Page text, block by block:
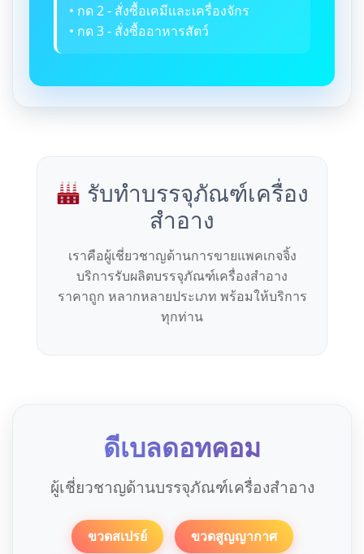
• กด 2 - สั่งซื้อเคมีและเครื่องจักร
• กด 3 - สั่งซื้ออาหารสัตว์
รับทำบรรจุภัณฑ์เครื่อง
สำอาง
เราคือผู้เชี่ยวชาญด้านการขายแพคเกจจิ้ง
บริการรับผลิตบรรจุภัณฑ์เครื่องสำอาง
ราคาถูก หลากหลายประเภท พร้อมให้บริการ
ทุกท่าน
ดีเบลดอทคอม
ผู้เชี่ยวชาญด้านบรรจุภัณฑ์เครื่องสำอาง
ขวดสเปรย์ ขวดสูญญากาศ